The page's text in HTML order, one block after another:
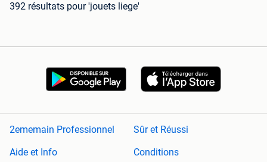
392 résultats pour 'jouets liege'
2ememain Professionnel
Sûr et Réussi
Aide et Info
Conditions